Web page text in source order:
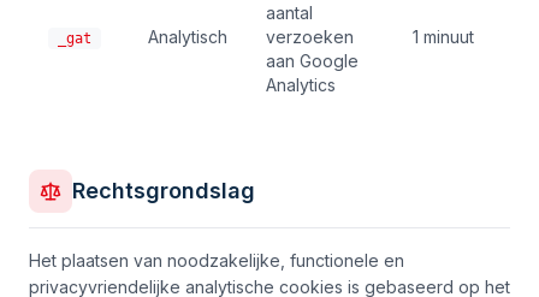
_gat Analytisch
aantal
verzoeken
aan Google
Analytics
1 minuut
Rechtsgrondslag
Het plaatsen van noodzakelijke, functionele en
privacyvriendelijke analytische cookies is gebaseerd op het